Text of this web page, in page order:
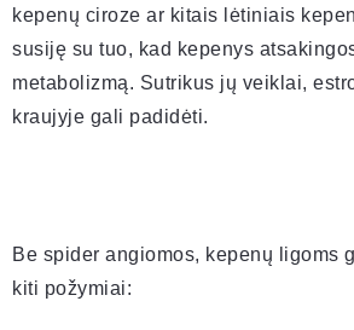
kepenų ciroze ar kitais lėtiniais
susiję su tuo, kad kepenys
metabolizmą. Sutrikus jų veiklai,
kraujyje gali padidėti.
Be spider angiomos, kepenų ligoms
kiti požymiai: